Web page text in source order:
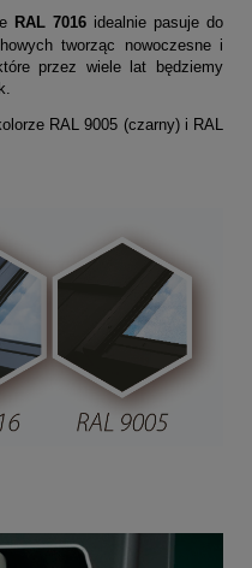
RAL 7016 idealnie pasuje do
tworząc nowoczesne i
przez wiele lat będziemy
RAL 9005 (czarny) i RAL